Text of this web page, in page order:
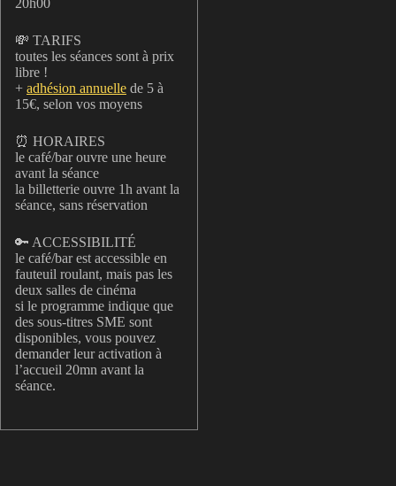
💸 TARIFS
toutes les séances sont à prix
libre !
+ adhésion annuelle de 5 à
15€, selon vos moyens
⏰ HORAIRES
le café/bar ouvre une heure
avant la séance
la billetterie ouvre 1h avant la
séance, sans réservation
🔑 ACCESSIBILITÉ
le café/bar est accessible en
fauteuil roulant, mais pas les
deux salles de cinéma
si le programme indique que
des sous-titres SME sont
disponibles, vous pouvez
demander leur activation à
l’accueil 20mn avant la
séance.